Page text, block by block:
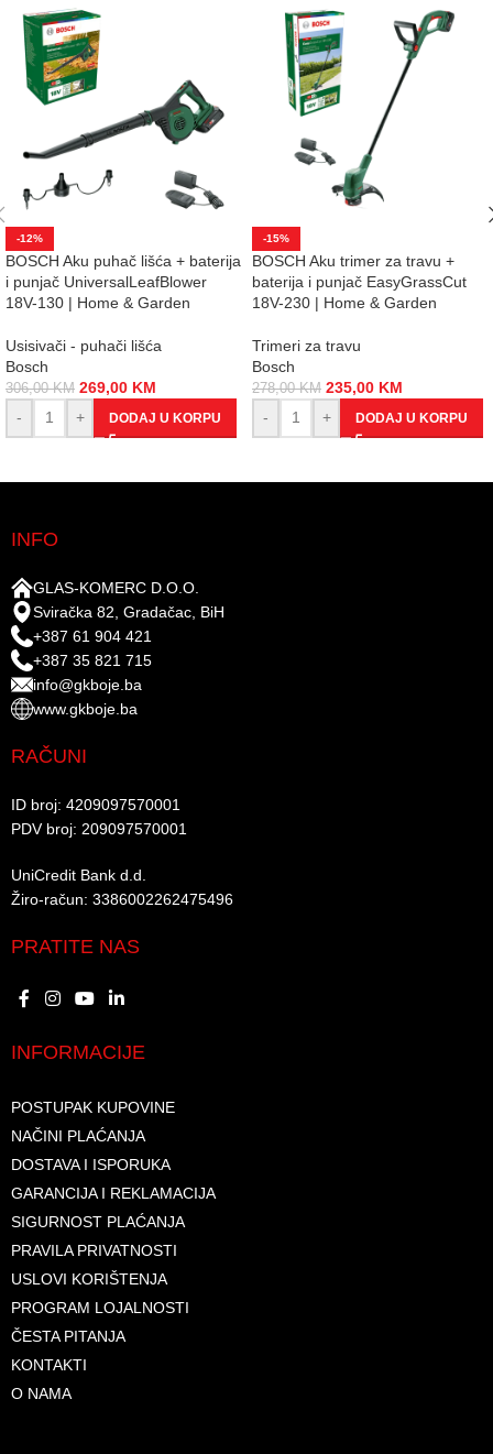
-12%
BOSCH Aku puhač lišća + baterija
i punjač UniversalLeafBlower
18V-130 | Home & Garden
Usisivači - puhači lišća
Bosch
306,00KM 269,00 KM
-
+ DODAJ U KORPU
-15%
BOSCH Aku trimer za travu +
baterija i punjač EasyGrassCut
18V-230 | Home & Garden
Trimeri za travu
Bosch
278,00KM 235,00 KM
-
+ DODAJ U KORPU
INFO
GLAS-KOMERC D.O.O.
Sviračka 82, Gradačac, BiH
+387 61 904 421
+387 35 821 715
info@gkboje.ba
www.gkboje.ba
RAČUNI
ID broj: 4209097570001​
PDV broj: 209097570001 ​
UniCredit Bank d.d.​
Žiro-račun: 3386002262475496​​
PRATITE NAS
INFORMACIJE
POSTUPAK KUPOVINE
NAČINI PLAĆANJA
DOSTAVA I ISPORUKA
GARANCIJA I REKLAMACIJA
SIGURNOST PLAĆANJA
PRAVILA PRIVATNOSTI
USLOVI KORIŠTENJA
PROGRAM LOJALNOSTI
ČESTA PITANJA
KONTAKTI
O NAMA